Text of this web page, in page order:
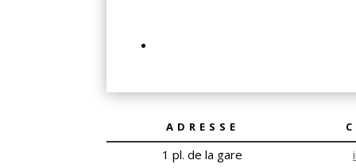
ADRESSE
1 pl. de la gare